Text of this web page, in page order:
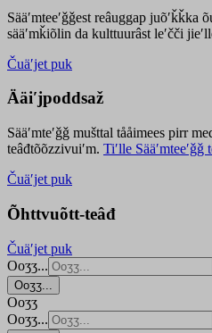
Sääʹmteeʹǧǧest reâuggap juõʹǩǩka
sääʹmǩiõlin da kulttuurâst leʹčči
Čuäʹjet puk
Ääiʹjpoddsaž
Sääʹmteʹǧǧ mušttal tååimees pirr
teâđtõõzzivuiʹm. Tiʹlle
Čuäʹjet puk
Õhttvuõtt-teâđ
Čuäʹjet puk
Ooʒʒ...
Ooʒʒ...
Ooʒʒ
Ooʒʒ...